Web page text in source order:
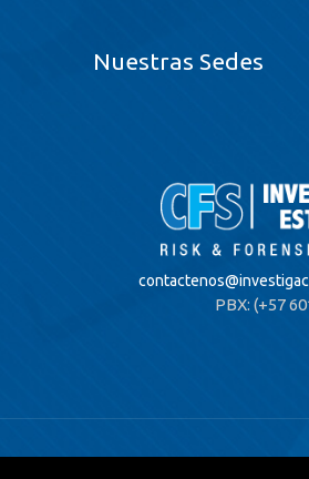
Nuestras Sedes
contactenos@
PBX: (+57